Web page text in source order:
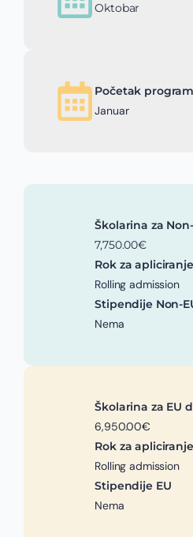
Oktobar
Početak
Januar
Školarina za
7,750.00€
Rok za
Rolling admission
Stipendije Non-
Nema
Školarina za EU
6,950.00€
Rok za
Rolling admission
Stipendije EU
Nema